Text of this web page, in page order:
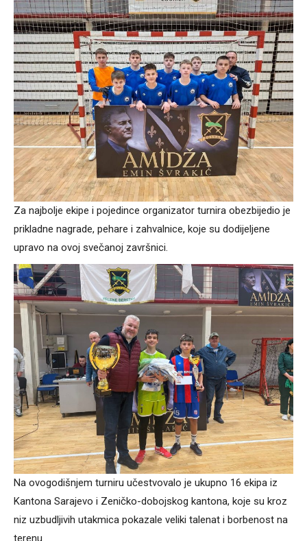
Za najbolje ekipe i pojedince organizator turnira obezbijedio je
prikladne nagrade, pehare i zahvalnice, koje su dodijeljene
upravo na ovoj svečanoj završnici.
Na ovogodišnjem turniru učestvovalo je ukupno 16 ekipa iz
Kantona Sarajevo i Zeničko-dobojskog kantona, koje su kroz
niz uzbudljivih utakmica pokazale veliki talenat i borbenost na
terenu.